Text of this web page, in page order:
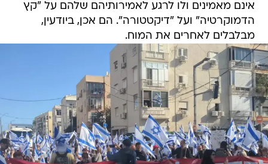
אינם מאמינים ולו לרגע לאמירותיהם שלהם על "קץ
הדמוקרטיה" ועל "דיקטטורה". הם אכן, ביודעין,
מבלבלים לאחרים את המוח.